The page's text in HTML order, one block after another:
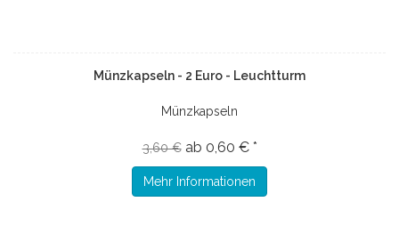
Münzkapseln - 2 Euro - Leuchtturm
Münzkapseln
3,60 € ab 0,60 € *
Mehr Informationen